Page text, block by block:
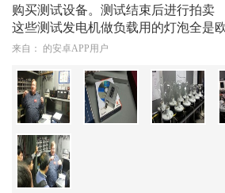
购买测试设备。测试结束后进行拍卖
这些测试发电机做负载用的灯泡全是
来自： 的安卓APP用户